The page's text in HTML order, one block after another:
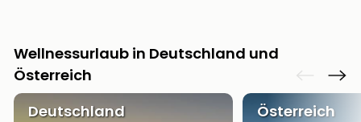
Wellnessurlaub in Deutschland und
Österreich
Deutschland
Österreich